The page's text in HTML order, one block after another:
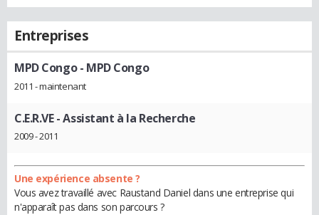
Entreprises
MPD Congo- MPD Congo
2011 - maintenant
C.E.R.VE- Assistant à la Recherche
2009 - 2011
Une expérience absente ?
Vous avez travaillé avec Raustand Daniel dans une entreprise qui
n'apparaît pas dans son parcours ?